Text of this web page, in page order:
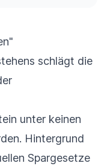
schlägt die
unter keinen
Hintergrund
Spargesetze